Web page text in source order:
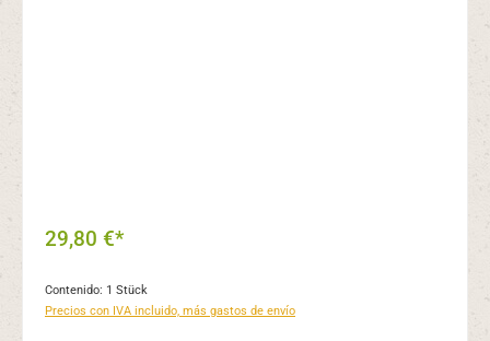
29,80 €*
Contenido: 1 Stück
Precios con IVA incluido, más gastos de envío